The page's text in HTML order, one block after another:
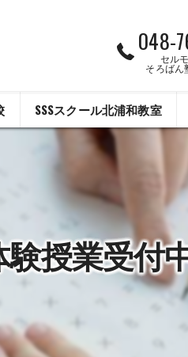
048-
セル
そろばん
SSSスクール北浦和教室
授業受付